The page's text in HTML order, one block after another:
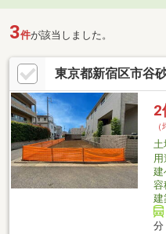
3件が該当しました。
東京都新宿区市谷
2
土
建
容
建
分